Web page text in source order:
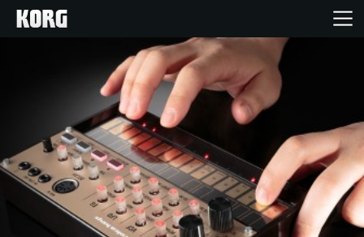
Products
Import Products
Features